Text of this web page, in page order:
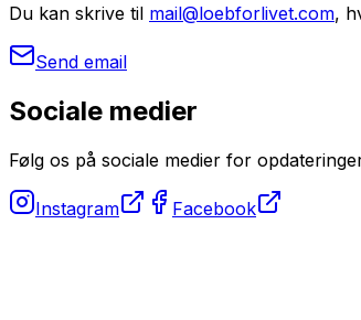
Du kan skrive til mail@loebforlivet.com,
Send email
Sociale medier
Følg os på sociale medier for
Instagram Facebook